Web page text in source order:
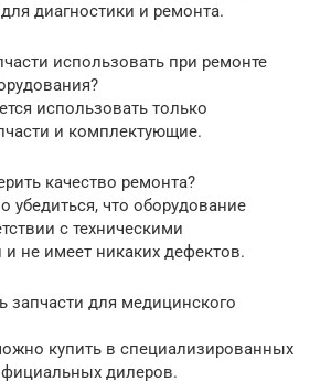
диагностики и ремонта.
использовать при ремонте
использовать только
и комплектующие.
качество ремонта?
убедиться, что оборудование
с техническими
и не имеет никаких дефектов.
запчасти для медицинского
купить в специализированных
дилеров.